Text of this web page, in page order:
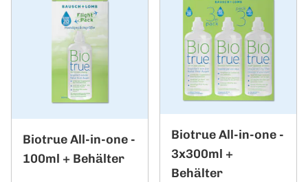
Biotrue All-in-one -
100ml + Behälter
Biotrue All-in-one -
3x300ml +
Behälter